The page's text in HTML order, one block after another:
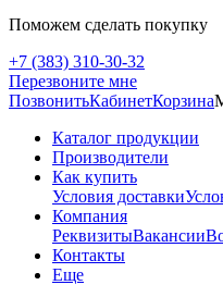
Поможем сделать покупку
+7 (383) 310-30-32
Перезвоните мне
ПозвонитьКабинетКорзина
Каталог продукции
Производители
Как купить
Условия доставки
Компания
РеквизитыВакансии
Контакты
Еще